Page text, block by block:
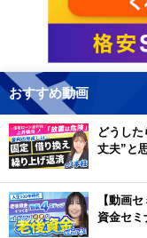
おすすめ動画
どうし
丈夫”と
【動画
資金セミ